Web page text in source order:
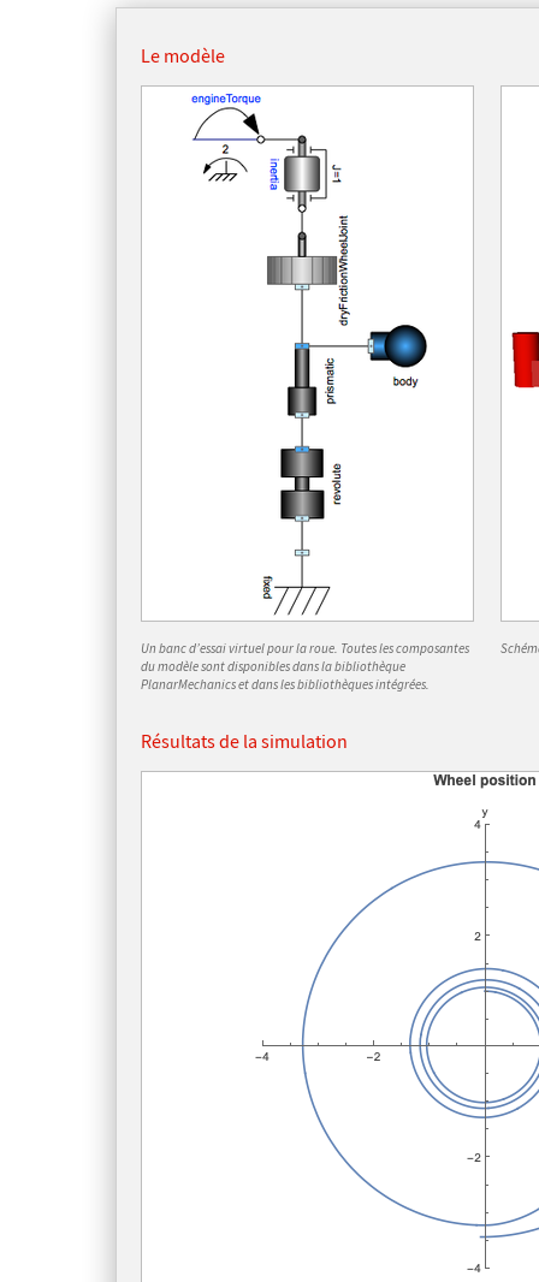
Le modèle
Un banc d’essai virtuel pour la roue. Toutes les composantes
du modèle sont disponibles dans la bibliothèque
PlanarMechanics et dans les bibliothèques intégrées.
Résultats de la simulation